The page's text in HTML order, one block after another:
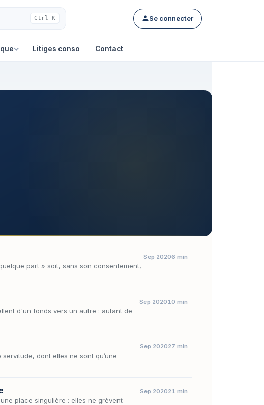
Ctrl K Se connecter
Litiges conso Contact
part » soit, sans son consentement,
Sep 20206 min
d'un fonds vers un autre : autant de
Sep 202010 min
dont elles ne sont qu’une
Sep 202027 min
place singulière : elles ne grèvent
Sep 202021 min